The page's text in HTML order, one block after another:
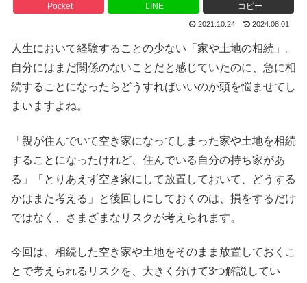
Pocket LINE コピー
2021.10.24 2024.08.01
人生において経験することの少ない「家や土地の相続」。
自分にはまだ関係のないことだと感じていたのに、急に相
続することになったらどうすればいいのか頭を悩ませてし
まいますよね。
「親が住んでいて空き家になってしまった家や土地を相続
することになったけれど、住んでいる自分の持ち家があ
る」「とりあえず空き家にして放置しておいて、どうする
かはまた考える」と後回しにしておくのは、損をするだけ
ではなく、さまざまなリスクが考えられます。
今回は、相続した空き家や土地をそのまま放置しておくこ
とで考えられるリスクを、大きく分けて3つ解説してい